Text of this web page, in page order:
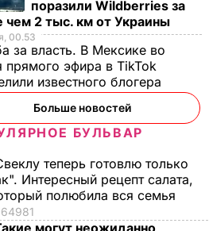
"Я не привык быть
поразили Wildberries за
чем 2 тыс. км от Украины
00.53
за власть. В Мексике во
прямого эфира в TikTok
известного блогера
Больше новостей
БУЛЬВАР
теперь готовлю только
Интересный рецепт салата,
полюбила вся семья
64981
могут неожиданно